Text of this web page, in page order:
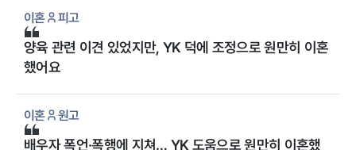
이혼 피고
양육 관련 이견 있었지만, YK 덕에 조정으로 원만히 이혼
했어요
이혼 원고
배우자 폭언·폭행에 지쳐… YK 도움으로 원만히 이혼했